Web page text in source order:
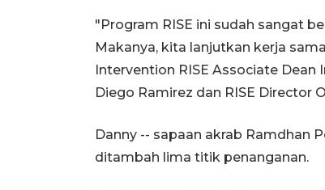
"Program RISE ini sudah sangat
Makanya, kita lanjutkan kerja
Intervention RISE Associate
Diego Ramirez dan RISE Director
Danny -- sapaan akrab Ramdhan
ditambah lima titik penanganan.